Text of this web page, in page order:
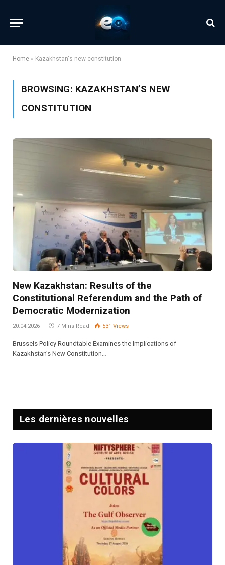
Home » Kazakhstan's new constitution
BROWSING: KAZAKHSTAN’S NEW
CONSTITUTION
New Kazakhstan: Results of the
Constitutional Referendum and the Path of
Democratic Modernization
20.04.2026 7 Mins Read 531 Views
Brussels Policy Roundtable Examines the Implications of
Kazakhstan’s New Constitution…
Les dernières nouvelles